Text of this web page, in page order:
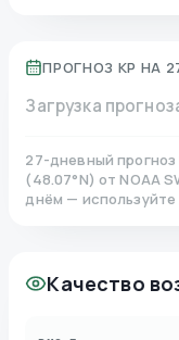
ПРОГНОЗ KP НА
Загрузка
27-дневный
(48.07°N)от NOAA
днём —
Качество